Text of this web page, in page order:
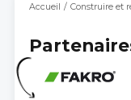
Accueil Construire et